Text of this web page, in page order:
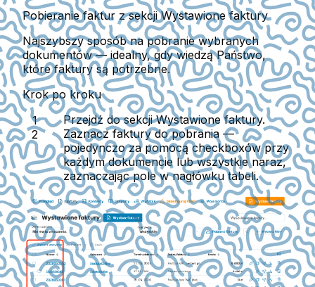
Pobieranie faktur z sekcji Wystawione faktury
Najszybszy sposób na pobranie wybranych
dokumentów — idealny, gdy wiedzą Państwo,
które faktury są potrzebne.
Krok po kroku
Przejdź do sekcjiWystawione faktury.
Zaznacz faktury do pobrania —
pojedynczo za pomocą checkboxów przy
każdym dokumencie lub wszystkie naraz,
zaznaczając pole w nagłówku tabeli.